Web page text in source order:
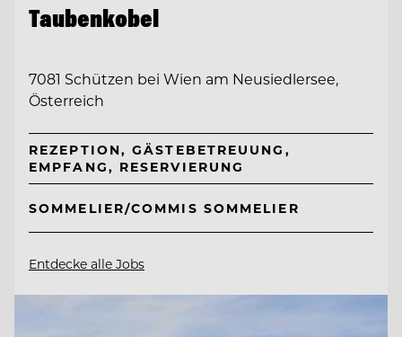
Taubenkobel
7081 Schützen bei Wien am Neusiedlersee,
Österreich
REZEPTION, GÄSTEBETREUUNG,
EMPFANG, RESERVIERUNG
SOMMELIER/COMMIS SOMMELIER
Entdecke alle Jobs